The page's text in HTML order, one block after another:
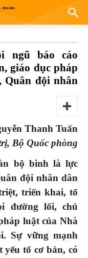
ngũ báo cáo
giáo dục pháp
Quân đội nhân
Thanh Tuấn
Bộ Quốc phòng
bộ binh là lực
uân đội nhân dân
triển khai, tổ
đường lối, chủ
luật của Nhà
Sự vững mạnh
yếu tố cơ bản, có